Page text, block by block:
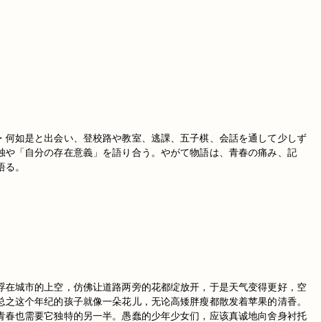
如是と出会い、登校路や教室、逃課、五子棋、会話を通して少しず
「自分の存在意義」を語り合う。やがて物語は、青春の痛み、記
。
城市的上空，仿佛让道路两旁的花都绽放开，于是天气变得更好，空
这个年纪的孩子就像一朵花儿，无论高矮胖瘦都散发着苹果的清香。
也需要它独特的另一半。愚蠢的少年少女们，应该真诚地向舍身衬托